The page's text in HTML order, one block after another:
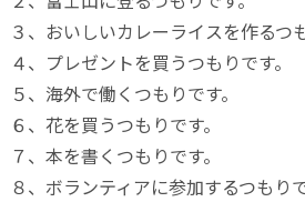
３、おいしいカレーライスを作るつ
４、プレゼントを買うつもりです。
５、海外で働くつもりです。
６、花を買うつもりです。
７、本を書くつもりです。
８、ボランティアに参加するつもりで